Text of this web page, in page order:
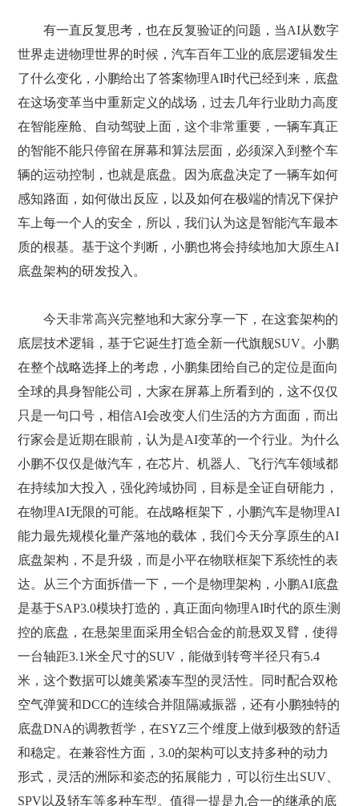
有一直反复思考，也在反复验证的问题，当AI从数字
世界走进物理世界的时候，汽车百年工业的底层逻辑发生
了什么变化，小鹏给出了答案物理AI时代已经到来，底盘
在这场变革当中重新定义的战场，过去几年行业助力高度
在智能座舱、自动驾驶上面，这个非常重要，一辆车真正
的智能不能只停留在屏幕和算法层面，必须深入到整个车
辆的运动控制，也就是底盘。因为底盘决定了一辆车如何
感知路面，如何做出反应，以及如何在极端的情况下保护
车上每一个人的安全，所以，我们认为这是智能汽车最本
质的根基。基于这个判断，小鹏也将会持续地加大原生AI
底盘架构的研发投入。
今天非常高兴完整地和大家分享一下，在这套架构的
底层技术逻辑，基于它诞生打造全新一代旗舰SUV。小鹏
在整个战略选择上的考虑，小鹏集团给自己的定位是面向
全球的具身智能公司，大家在屏幕上所看到的，这不仅仅
只是一句口号，相信AI会改变人们生活的方方面面，而出
行家会是近期在眼前，认为是AI变革的一个行业。为什么
小鹏不仅仅是做汽车，在芯片、机器人、飞行汽车领域都
在持续加大投入，强化跨域协同，目标是全证自研能力，
在物理AI无限的可能。在战略框架下，小鹏汽车是物理AI
能力最先规模化量产落地的载体，我们今天分享原生的AI
底盘架构，不是升级，而是小平在物联框架下系统性的表
达。从三个方面拆借一下，一个是物理架构，小鹏AI底盘
是基于SAP3.0模块打造的，真正面向物理AI时代的原生测
控的底盘，在悬架里面采用全铝合金的前悬双叉臂，使得
一台轴距3.1米全尺寸的SUV，能做到转弯半径只有5.4
米，这个数据可以媲美紧凑车型的灵活性。同时配合双枪
空气弹簧和DCC的连续合并阻隔减振器，还有小鹏独特的
底盘DNA的调教哲学，在SYZ三个维度上做到极致的舒适
和稳定。在兼容性方面，3.0的架构可以支持多种的动力
形式，灵活的洲际和姿态的拓展能力，可以衍生出SUV、
SPV以及轿车等多种车型。值得一提是九合一的继承的底